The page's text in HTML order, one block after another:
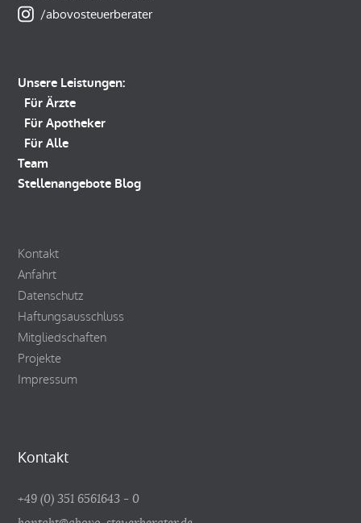
/abovosteuerberater
Unsere Leistungen:
Für Ärzte
Für Apotheker
Für Alle
Team
Stellenangebote Blog
Kontakt
Anfahrt
Datenschutz
Haftungsausschluss
Mitgliedschaften
Projekte
Impressum
Kontakt
+49 (0) 351 6561643 - 0